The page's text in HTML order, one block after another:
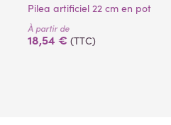
Pilea artificiel 22 cm en pot
À partir de
18,54 € (TTC)